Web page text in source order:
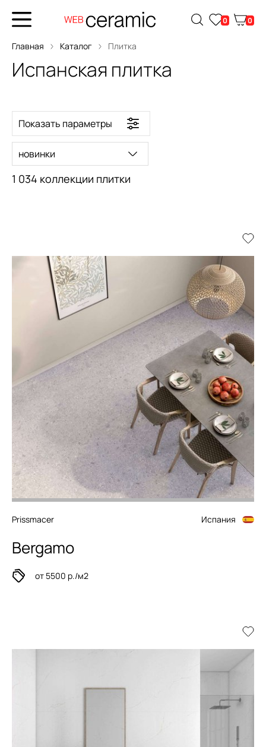
0 0
Главная Каталог Плитка
Испанская плитка
Показать параметры
1 034 коллекции плитки
новинки
Prissmacer Испания
Bergamo
от 5500 р./м2